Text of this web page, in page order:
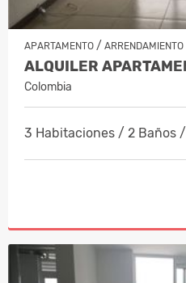
APARTAMENTO / ARRENDAMIENTO
Colombia
3 Habitaciones / 2 Baños